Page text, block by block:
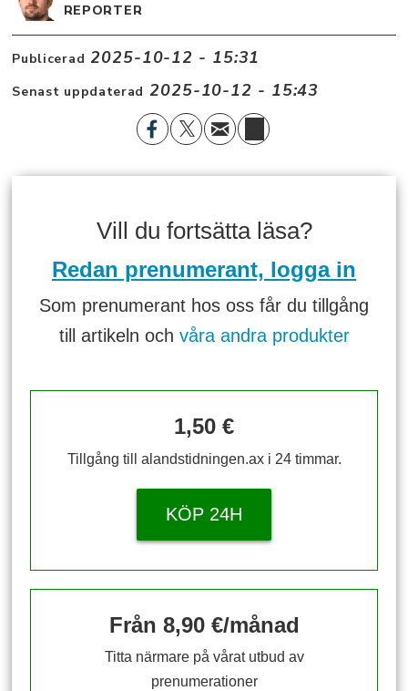
REPORTER
Publicerad 2025-10-12 - 15:31
Senast uppdaterad 2025-10-12 - 15:43
Vill du fortsätta läsa?
Redan prenumerant, logga in
Som prenumerant hos oss får du tillgång
till artikeln och våra andra produkter
1,50 €
Tillgång till alandstidningen.ax i 24 timmar.
KÖP 24H
Från 8,90 €/månad
Titta närmare på vårat utbud av
prenumerationer